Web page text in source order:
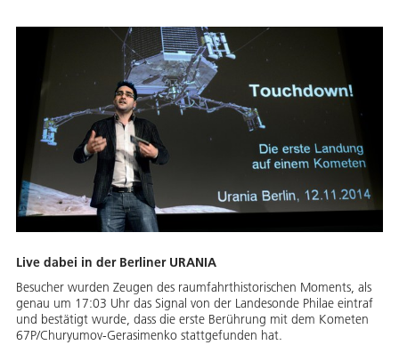
Live dabei in der Berliner URANIA
Besucher wurden Zeugen des raumfahrthistorischen Moments, als
genau um 17:03 Uhr das Signal von der Landesonde Philae eintraf
und bestätigt wurde, dass die erste Berührung mit dem Kometen
67P/Churyumov-Gerasimenko stattgefunden hat.